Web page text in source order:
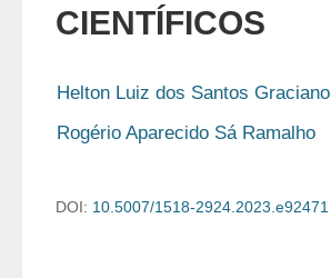
CIENTÍFICOS
Helton Luiz dos Santos Graciano
Rogério Aparecido Sá Ramalho
DOI: 10.5007/1518-2924.2023.e92471